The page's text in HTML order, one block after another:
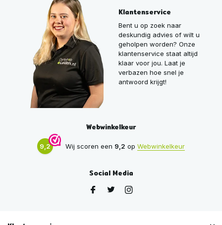
Klantenservice
Bent u op zoek naar
deskundig advies of wilt u
geholpen worden? Onze
klantenservice staat altijd
klaar voor jou. Laat je
verbazen hoe snel je
antwoord krijgt!
Webwinkelkeur
9,2 Wij scoren een 9,2 op Webwinkelkeur
Social Media